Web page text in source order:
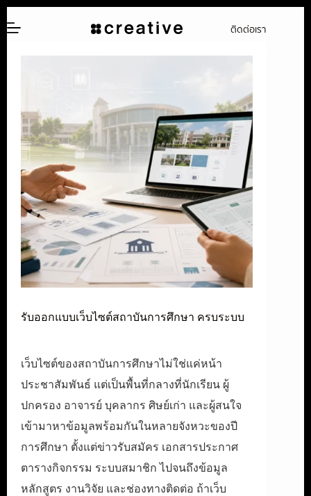
ไป
ติดต่อเรา
รับออกแบบเว็บไซต์สถาบันการศึกษา ครบระบบ
เว็บไซต์ของสถาบันการศึกษาไม่ใช่แค่หน้า
ประชาสัมพันธ์ แต่เป็นพื้นที่กลางที่นักเรียน ผู้
ปกครอง อาจารย์ บุคลากร ศิษย์เก่า และผู้สนใจ
เข้ามาหาข้อมูลพร้อมกันในหลายจังหวะของปี
การศึกษา ตั้งแต่ข่าวรับสมัคร เอกสารประกาศ
ตารางกิจกรรม ระบบสมาชิก ไปจนถึงข้อมูล
หลักสูตร งานวิจัย และช่องทางติดต่อ ถ้าเว็บ